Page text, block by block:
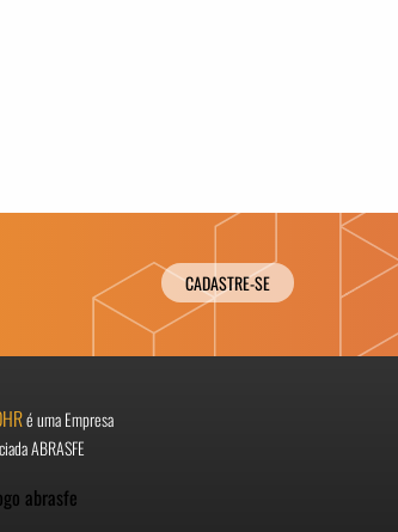
CADASTRE-SE
é uma Empresa
ABRASFE